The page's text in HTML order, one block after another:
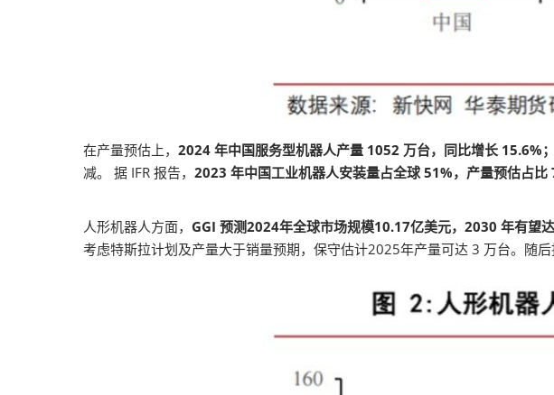
在产量预估上， 2024 年中国服务型机器人产量 1052 万台，同比增长 15.6%
减。 据 IFR 报告， 2023 年中国工业机器人安装量占全球 51%，产量预估占比
人形机器人方面， GGI 预测2024年全球市场规模10.17亿美元，2030 年有望
考虑特斯拉计划及产量大于销量预期，保守估计2025年产量可达 3 万台。随